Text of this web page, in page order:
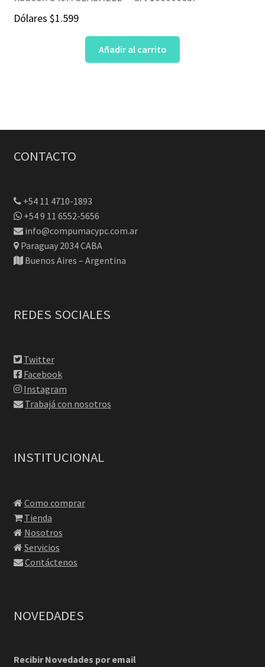
Dólares $1.599
Añadir al carrito
CONTACTO
+54 11 4710-1893
+54 9 11 6552-5656
info@compumacypc.com.ar
Paraguay 2034 CABA
Buenos Aires – Argentina
REDES SOCIALES
Twitter
Facebook
Instagram
Trabajá con nosotros
INSTITUCIONAL
Como comprar
Tienda
Nosotros
Servicios
Contáctenos
NOVEDADES
Recibir Novedades por email